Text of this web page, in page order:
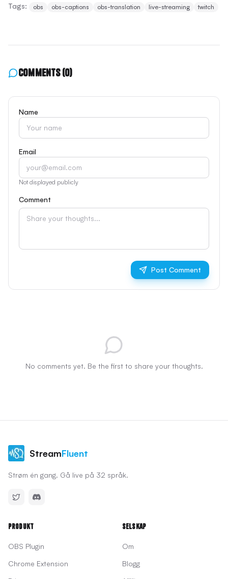
Tags: obs obs-captions obs-translation live-streaming twitch
Comments(0)
Name
Email
Not displayed publicly
Comment
Post Comment
No comments yet. Be the first to share your thoughts.
StreamFluent
Strøm én gang. Gå live på 32 språk.
Produkt
OBS Plugin
Chrome Extension
Selskap
Om
Blogg